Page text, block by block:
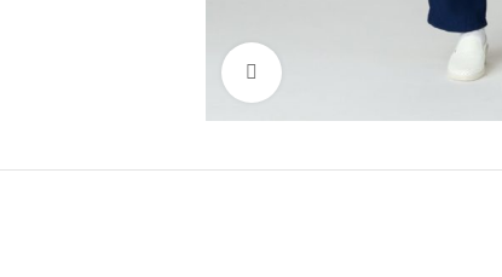
Нажмите, чтобы увеличить